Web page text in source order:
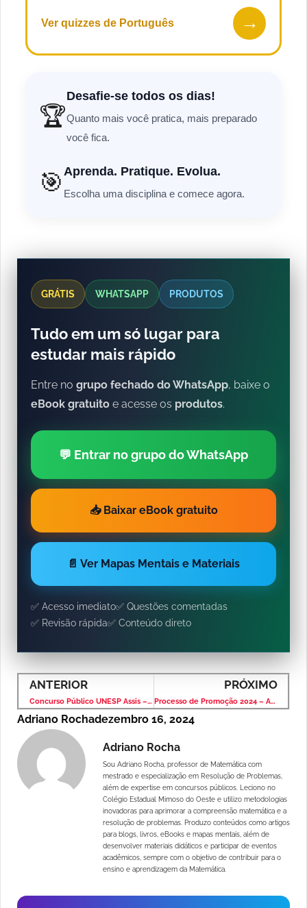
Ver quizzes de Português →
🏆
Desafie-se todos os dias!
Quanto mais você pratica, mais preparado
você fica.
🎯 Aprenda. Pratique. Evolua.
Escolha uma disciplina e comece agora.
GRÁTIS WHATSAPP PRODUTOS
Tudo em um só lugar para
estudar mais rápido
Entre no grupo fechado do WhatsApp, baixe o
eBook gratuito e acesse os produtos.
💬 Entrar no grupo do WhatsApp
📥 Baixar eBook gratuito
📄 Ver Mapas Mentais e Materiais
✅ Acesso imediato✅ Questões comentadas
✅ Revisão rápida✅ Conteúdo direto
ANTERIOR
Concurso Público UNESP Assis – Assistentes Operacional e de Informática
PRÓXIMO
Processo de Promoção 2024 – ARTESP
Adriano Rochadezembro 16, 2024
Adriano Rocha
Sou Adriano Rocha, professor de Matemática com
mestrado e especialização em Resolução de Problemas,
além de expertise em concursos públicos. Leciono no
Colégio Estadual Mimoso do Oeste e utilizo metodologias
inovadoras para aprimorar a compreensão matemática e a
resolução de problemas. Produzo conteúdos como artigos
para blogs, livros, eBooks e mapas mentais, além de
desenvolver materiais didáticos e participar de eventos
acadêmicos, sempre com o objetivo de contribuir para o
ensino e aprendizagem da Matemática.